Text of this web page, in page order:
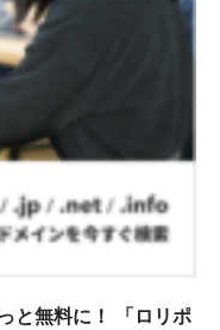
と無料に！ 「ロリポ